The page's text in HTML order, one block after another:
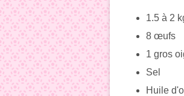
1.5 à 2
8 œufs
1 gros
Sel
Huile